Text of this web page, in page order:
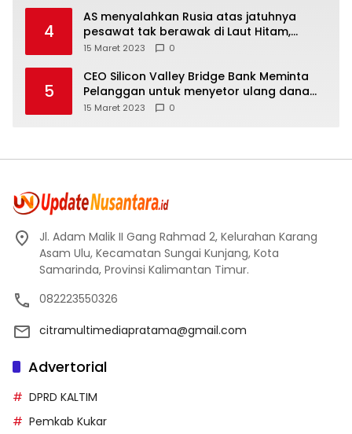
4
AS menyalahkan Rusia atas jatuhnya
pesawat tak berawak di Laut Hitam,
Moskow menyangkal
15 Maret 2023 0
5
CEO Silicon Valley Bridge Bank Meminta
Pelanggan untuk menyetor ulang dana
Mereka
15 Maret 2023 0
Jl. Adam Malik II Gang Rahmad 2, Kelurahan Karang
Asam Ulu, Kecamatan Sungai Kunjang, Kota
Samarinda, Provinsi Kalimantan Timur.
082223550326
citramultimediapratama@gmail.com
Advertorial
DPRD KALTIM
Pemkab Kukar